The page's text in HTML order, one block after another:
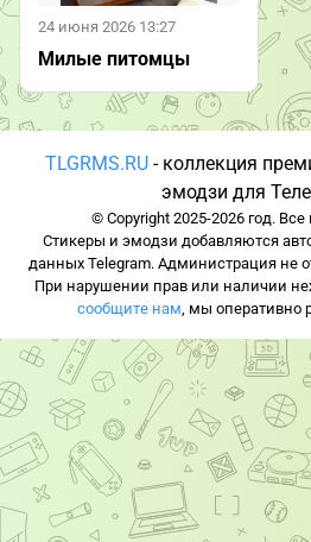
24 июня 2026 13:27
Милые питомцы
TLGRMS.RU - коллекция
эмодзи для
© Copyright 2025-2026 год.
Стикеры и эмодзи добавляются
данных Telegram. Администрация не
При нарушении прав или наличии
сообщите нам, мы оперативно